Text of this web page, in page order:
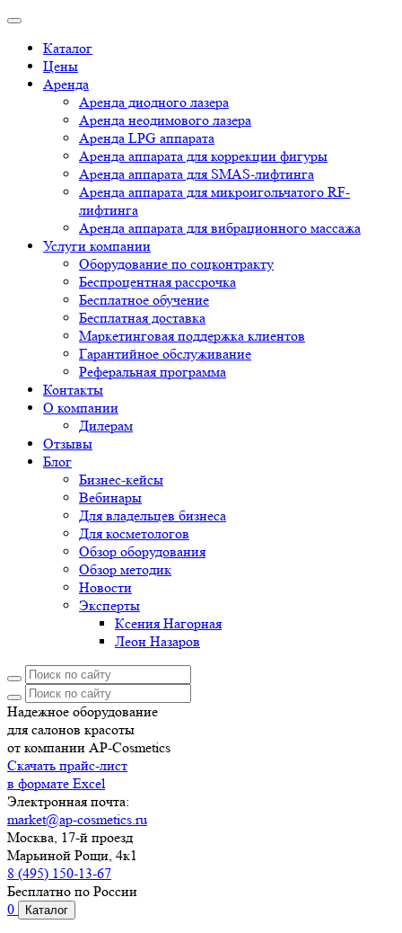
Каталог
Цены
Аренда
Аренда диодного лазера
Аренда неодимового лазера
Аренда LPG аппарата
Аренда аппарата для коррекции фигуры
Аренда аппарата для SMAS-лифтинга
Аренда аппарата для микроигольчатого RF-
лифтинга
Аренда аппарата для вибрационного массажа
Услуги компании
Оборудование по соцконтракту
Беспроцентная рассрочка
Бесплатное обучение
Бесплатная доставка
Маркетинговая поддержка клиентов
Гарантийное обслуживание
Реферальная программа
Контакты
О компании
Дилерам
Отзывы
Блог
Бизнес-кейсы
Вебинары
Для владельцев бизнеса
Для косметологов
Обзор оборудования
Обзор методик
Новости
Эксперты
Ксения Нагорная
Леон Назаров
Надежное оборудование
для салонов красоты
от компании AP-Cosmetics
Скачать прайс-лист
в формате Excel
Электронная почта:
market@ap-cosmetics.ru
Москва, 17-й проезд
Марьиной Рощи, 4к1
8 (495) 150-13-67
Бесплатно по России
0
Каталог